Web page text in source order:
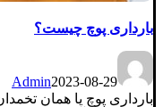
بارداری پوچ چیست؟
Admin2023-08-29
بارداری پوچ یا همان